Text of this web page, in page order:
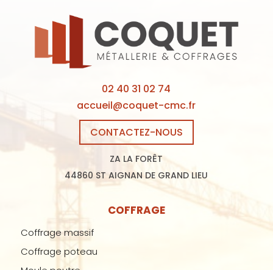
02 40 31 02 74
accueil@coquet-cmc.fr
CONTACTEZ-NOUS
ZA LA FORÊT
44860 ST AIGNAN DE GRAND LIEU
COFFRAGE
Coffrage massif
Coffrage poteau